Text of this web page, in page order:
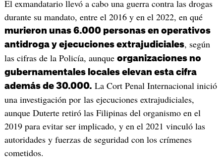
El exmandatario llevó a cabo una guerra contra las drogas
durante su mandato, entre el 2016 y en el 2022, en qué
murieron unas 6.000 personas en operativos
antidroga y ejecuciones extrajudiciales, según
las cifras de la Policía, aunque organizaciones no
gubernamentales locales elevan esta cifra
además de 30.000. La Cort Penal Internacional inició
una investigación por las ejecuciones extrajudiciales,
aunque Duterte retiró las Filipinas del organismo en el
2019 para evitar ser implicado, y en el 2021 vinculó las
autoridades y fuerzas de seguridad con los crímenes
cometidos.